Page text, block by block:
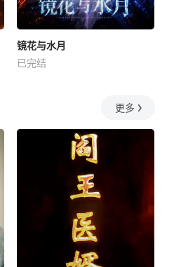
镜花与水月
已完结
更多